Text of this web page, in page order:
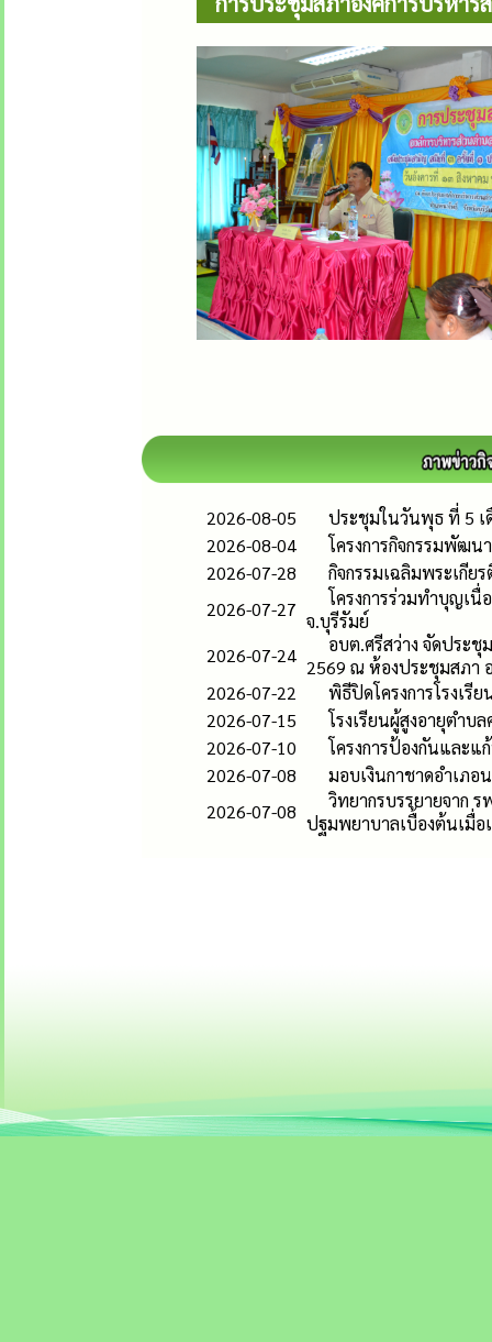
2026-08-05
ประชุมในวันพุธ ที่ 5
2026-08-04
โครงการกิจกรรมพัฒน
2026-07-28
กิจกรรมเฉลิมพระเกี
2026-07-27
โครงการร่วมทำบุญเ
จ.บุรีรัมย์
2026-07-24
อบต.ศรีสว่าง จัดประ
2569 ณ ห้องประชุมสภา
2026-07-22
พิธีปิดโครงการโรงเรี
2026-07-15
โรงเรียนผู้สูงอายุตำบ
2026-07-10
โครงการป้องกันและ
2026-07-08
มอบเงินกาชาดอำเภ
2026-07-08
วิทยากรบรรยายจาก
ปฐมพยาบาลเบื้องต้นเมื่อ